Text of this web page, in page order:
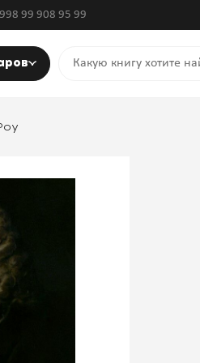
99 908 95 99